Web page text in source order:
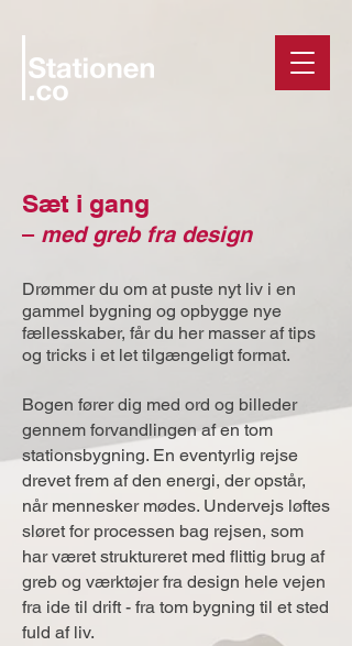
Sæt i gang
– med greb fra design
Drømmer du om at puste nyt liv i en
gammel bygning og opbygge nye
fællesskaber, får du her masser af tips
og tricks i et let tilgængeligt format.
Bogen fører dig med ord og billeder
gennem forvandlingen af en tom
stationsbygning. En eventyrlig rejse
drevet frem af den energi, der opstår,
når mennesker mødes. Undervejs løftes
sløret for processen bag rejsen, som
har været struktureret med flittig brug af
greb og værktøjer fra design hele vejen
fra ide til drift - fra tom bygning til et sted
fuld af liv.